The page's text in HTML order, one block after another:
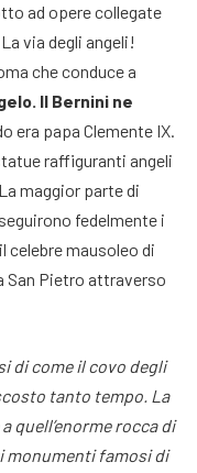
ad opere collegate
via degli angeli!
che conduce a
Il Bernini ne
era papa Clemente IX.
raffiguranti angeli
maggior parte di
fedelmente i
celebre mausoleo di
San Pietro attraverso
di come il covo degli
tanto tempo. La
quell’enorme rocca di
monumenti famosi di